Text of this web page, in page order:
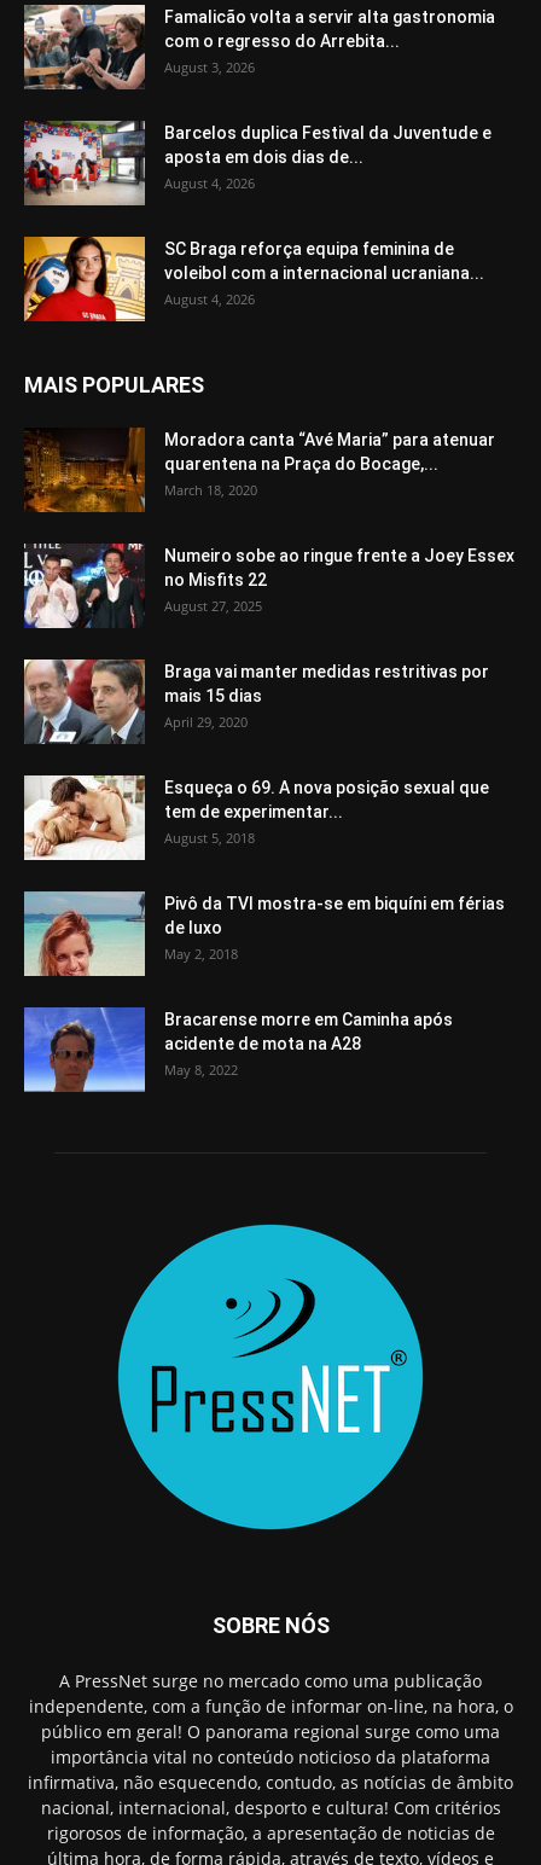
Famalicão volta a servir alta gastronomia
com o regresso do Arrebita...
August 3, 2026
Barcelos duplica Festival da Juventude e
aposta em dois dias de...
August 4, 2026
SC Braga reforça equipa feminina de
voleibol com a internacional ucraniana...
August 4, 2026
MAIS POPULARES
Moradora canta “Avé Maria” para atenuar
quarentena na Praça do Bocage,...
March 18, 2020
Numeiro sobe ao ringue frente a Joey Essex
no Misfits 22
August 27, 2025
Braga vai manter medidas restritivas por
mais 15 dias
April 29, 2020
Esqueça o 69. A nova posição sexual que
tem de experimentar...
August 5, 2018
Pivô da TVI mostra-se em biquíni em férias
de luxo
May 2, 2018
Bracarense morre em Caminha após
acidente de mota na A28
May 8, 2022
SOBRE NÓS
A PressNet surge no mercado como uma publicação
independente, com a função de informar on-line, na hora, o
público em geral! O panorama regional surge como uma
importância vital no conteúdo noticioso da plataforma
infirmativa, não esquecendo, contudo, as notícias de âmbito
nacional, internacional, desporto e cultura! Com critérios
rigorosos de informação, a apresentação de noticias de
última hora, de forma rápida, através de texto, vídeos e